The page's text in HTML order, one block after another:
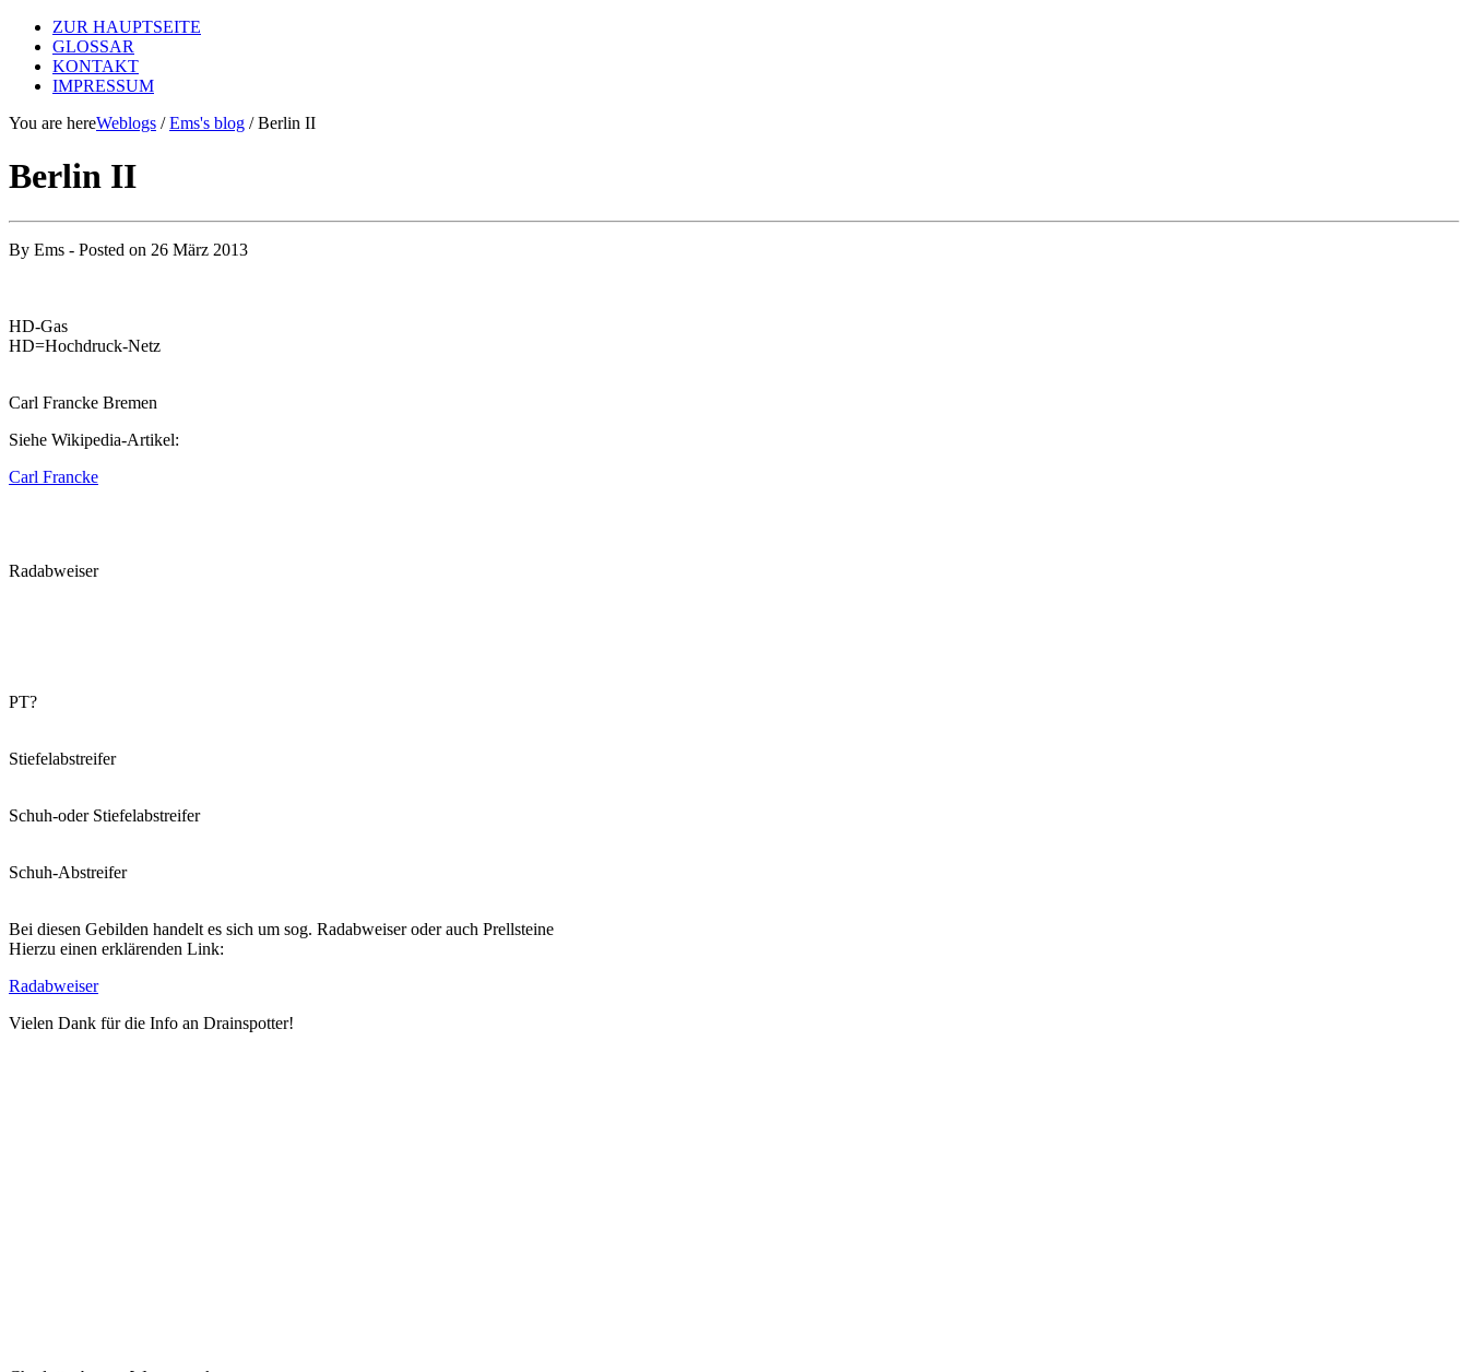
ZUR HAUPTSEITE
GLOSSAR
KONTAKT
IMPRESSUM
You are hereWeblogs /Ems's blog / Berlin II
Berlin II
By Ems - Posted on 26 März 2013
HD-Gas
HD=Hochdruck-Netz
Carl Francke Bremen
Siehe Wikipedia-Artikel:
Carl Francke
Radabweiser
PT?
Stiefelabstreifer
Schuh-oder Stiefelabstreifer
Schuh-Abstreifer
Bei diesen Gebilden handelt es sich um sog. Radabweiser oder auch Prellsteine
Hierzu einen erklärenden Link:
Radabweiser
Vielen Dank für die Info an Drainspotter!